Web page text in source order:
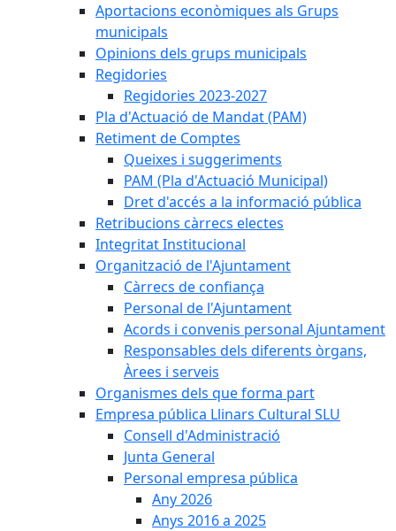
Aportacions econòmiques als Grups
municipals
Opinions dels grups municipals
Regidories
Regidories 2023-2027
Pla d'Actuació de Mandat (PAM)
Retiment de Comptes
Queixes i suggeriments
PAM (Pla d'Actuació Municipal)
Dret d'accés a la informació pública
Retribucions càrrecs electes
Integritat Institucional
Organització de l'Ajuntament
Càrrecs de confiança
Personal de l'Ajuntament
Acords i convenis personal Ajuntament
Responsables dels diferents òrgans,
Àrees i serveis
Organismes dels que forma part
Empresa pública Llinars Cultural SLU
Consell d'Administració
Junta General
Personal empresa pública
Any 2026
Anys 2016 a 2025